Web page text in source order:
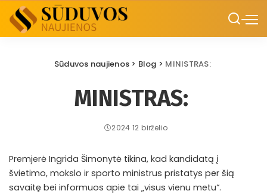
Sūduvos naujienos > Blog > MINISTRAS:
MINISTRAS:
2024 12 birželio
Premjerė Ingrida Šimonytė tikina, kad kandidatą į
švietimo, mokslo ir sporto ministrus pristatys per šią
savaitę bei informuos apie tai „visus vienu metu“.